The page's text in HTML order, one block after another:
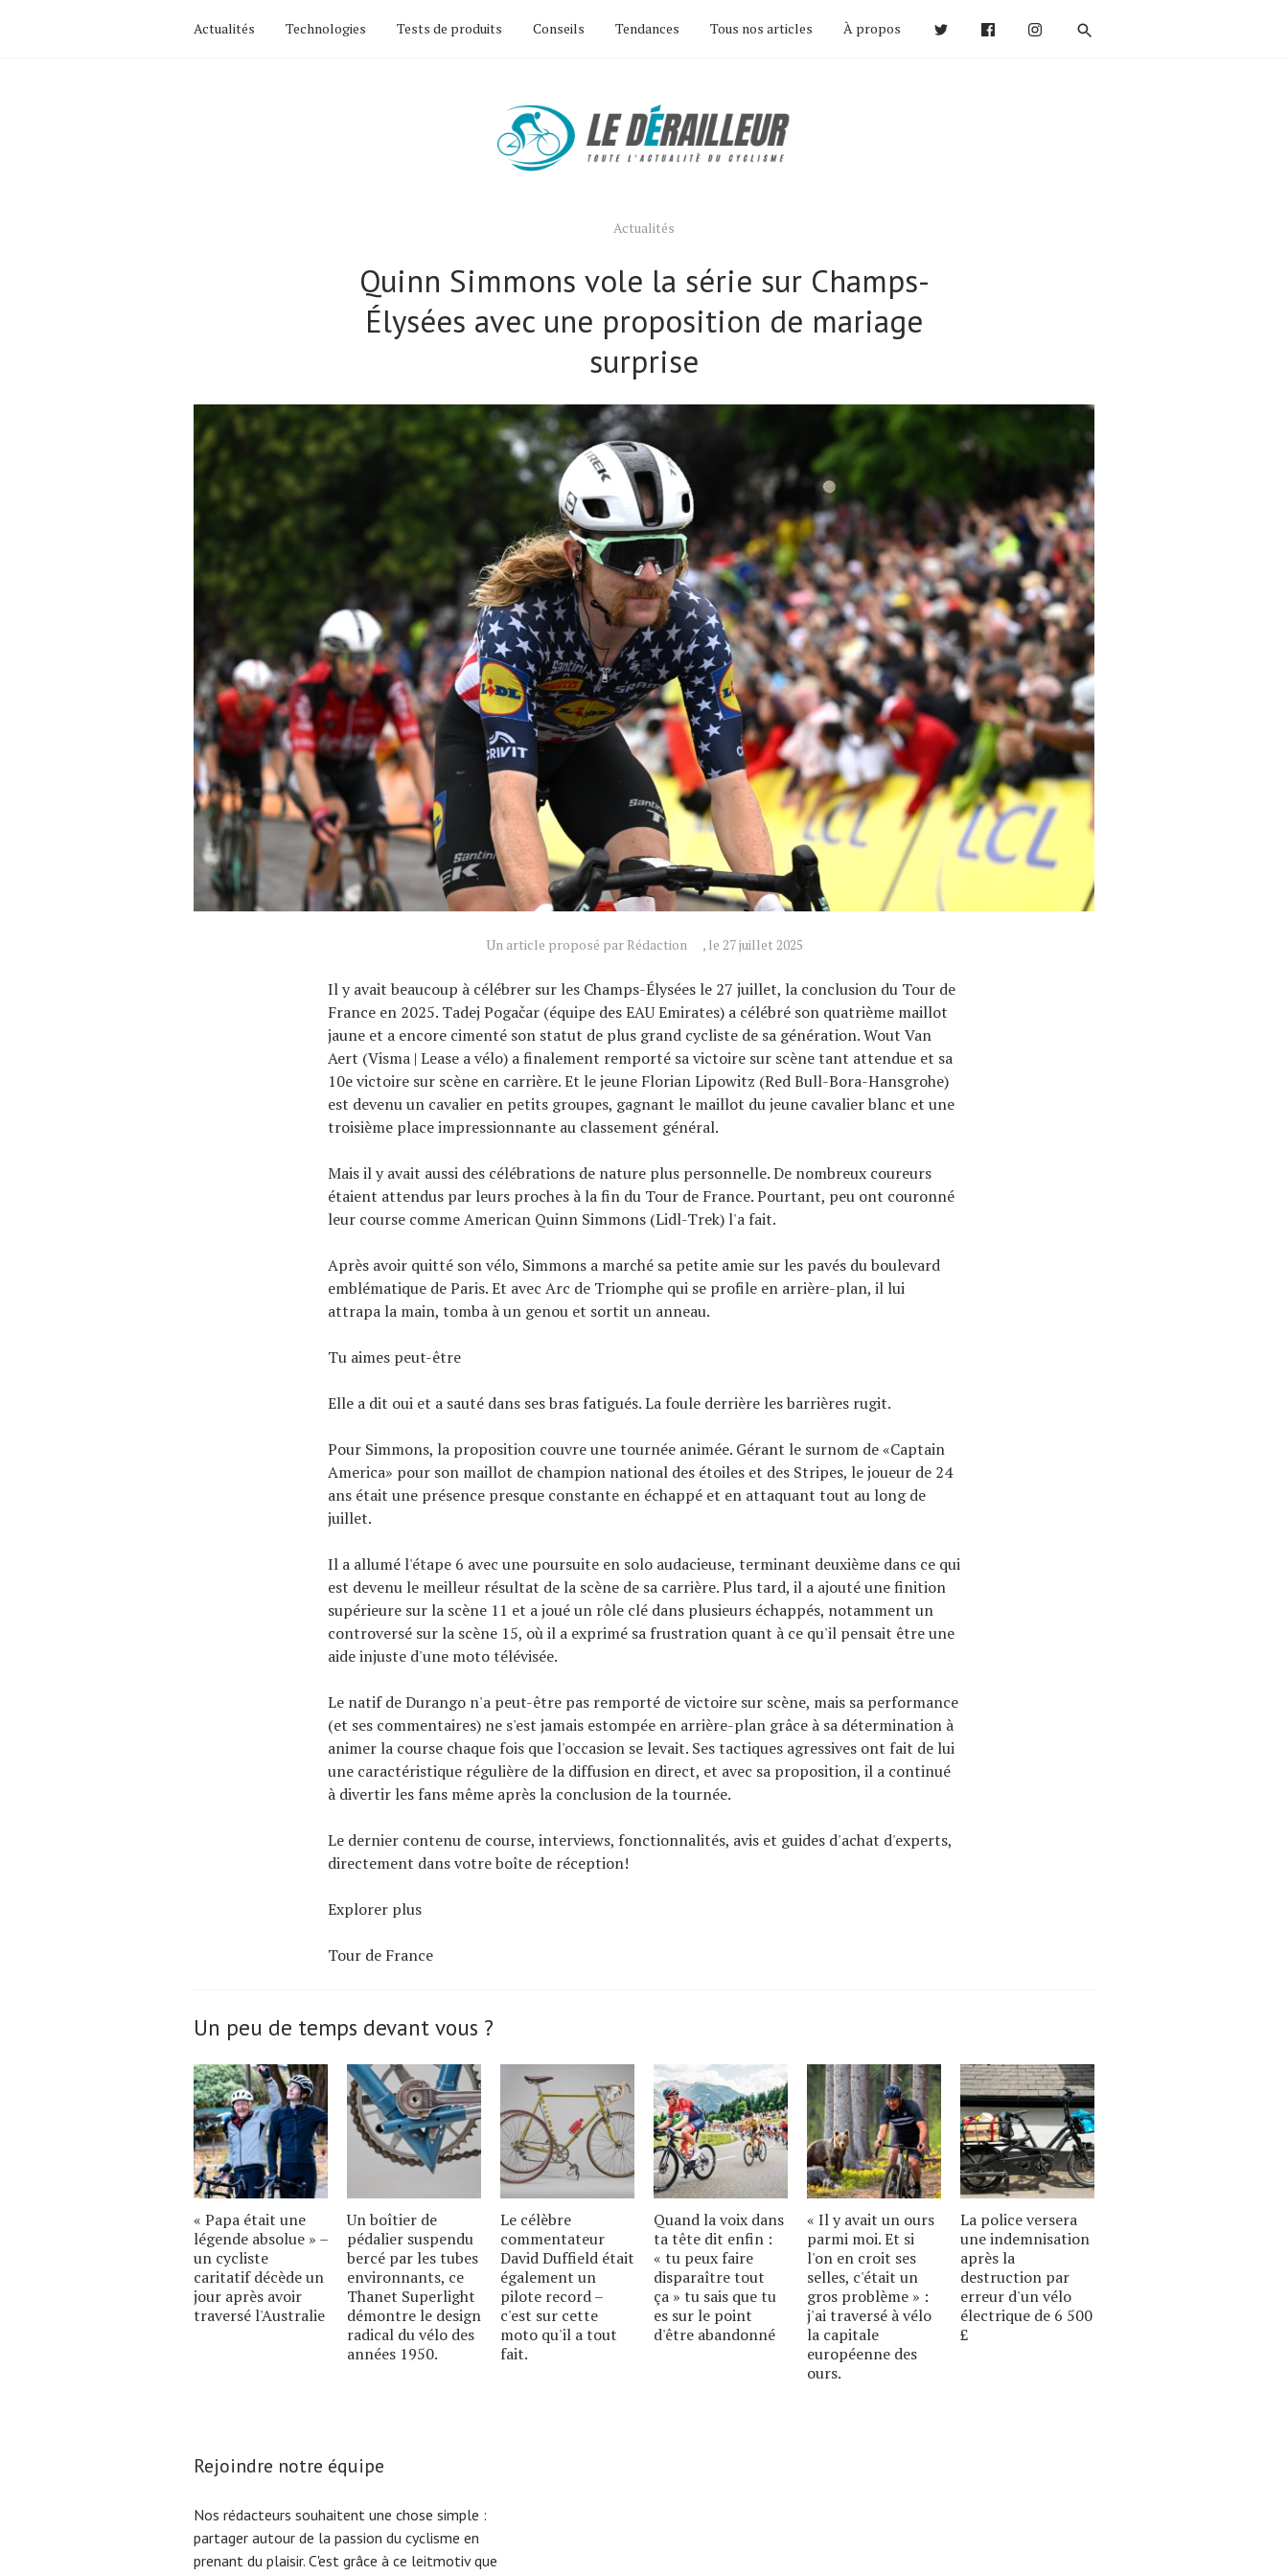
Actualités Technologies Tests de produits Conseils Tendances Tous nos articles À propos
Actualités
Quinn Simmons vole la série sur Champs-
Élysées avec une proposition de mariage
surprise
Un article proposé par Rédaction , le 27 juillet 2025
Il y avait beaucoup à célébrer sur les Champs-Élysées le 27 juillet, la conclusion du Tour de
France en 2025. Tadej Pogačar (équipe des EAU Emirates) a célébré son quatrième maillot
jaune et a encore cimenté son statut de plus grand cycliste de sa génération. Wout Van
Aert (Visma | Lease a vélo) a finalement remporté sa victoire sur scène tant attendue et sa
10e victoire sur scène en carrière. Et le jeune Florian Lipowitz (Red Bull-Bora-Hansgrohe)
est devenu un cavalier en petits groupes, gagnant le maillot du jeune cavalier blanc et une
troisième place impressionnante au classement général.
Mais il y avait aussi des célébrations de nature plus personnelle. De nombreux coureurs
étaient attendus par leurs proches à la fin du Tour de France. Pourtant, peu ont couronné
leur course comme American Quinn Simmons (Lidl-Trek) l'a fait.
Après avoir quitté son vélo, Simmons a marché sa petite amie sur les pavés du boulevard
emblématique de Paris. Et avec Arc de Triomphe qui se profile en arrière-plan, il lui
attrapa la main, tomba à un genou et sortit un anneau.
Tu aimes peut-être
Elle a dit oui et a sauté dans ses bras fatigués. La foule derrière les barrières rugit.
Pour Simmons, la proposition couvre une tournée animée. Gérant le surnom de «Captain
America» pour son maillot de champion national des étoiles et des Stripes, le joueur de 24
ans était une présence presque constante en échappé et en attaquant tout au long de
juillet.
Il a allumé l'étape 6 avec une poursuite en solo audacieuse, terminant deuxième dans ce qui
est devenu le meilleur résultat de la scène de sa carrière. Plus tard, il a ajouté une finition
supérieure sur la scène 11 et a joué un rôle clé dans plusieurs échappés, notamment un
controversé sur la scène 15, où il a exprimé sa frustration quant à ce qu'il pensait être une
aide injuste d'une moto télévisée.
Le natif de Durango n'a peut-être pas remporté de victoire sur scène, mais sa performance
(et ses commentaires) ne s'est jamais estompée en arrière-plan grâce à sa détermination à
animer la course chaque fois que l'occasion se levait. Ses tactiques agressives ont fait de lui
une caractéristique régulière de la diffusion en direct, et avec sa proposition, il a continué
à divertir les fans même après la conclusion de la tournée.
Le dernier contenu de course, interviews, fonctionnalités, avis et guides d'achat d'experts,
directement dans votre boîte de réception!
Explorer plus
Tour de France
Un peu de temps devant vous ?
« Papa était une
légende absolue » –
un cycliste
caritatif décède un
jour après avoir
traversé l'Australie
Un boîtier de
pédalier suspendu
bercé par les tubes
environnants, ce
Thanet Superlight
démontre le design
radical du vélo des
années 1950.
Le célèbre
commentateur
David Duffield était
également un
pilote record –
c'est sur cette
moto qu'il a tout
fait.
Quand la voix dans
ta tête dit enfin :
« tu peux faire
disparaître tout
ça » tu sais que tu
es sur le point
d'être abandonné
« Il y avait un ours
parmi moi. Et si
l'on en croit ses
selles, c'était un
gros problème » :
j'ai traversé à vélo
la capitale
européenne des
ours.
La police versera
une indemnisation
après la
destruction par
erreur d'un vélo
électrique de 6 500
£
Rejoindre notre équipe
Nos rédacteurs souhaitent une chose simple :
partager autour de la passion du cyclisme en
prenant du plaisir. C'est grâce à ce leitmotiv que